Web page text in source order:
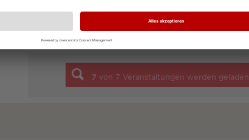
7 von 7 Veranstaltungen werden geladen